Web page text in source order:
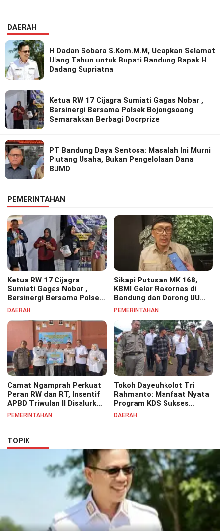
DAERAH
H Dadan Sobara S.Kom.M.M, Ucapkan Selamat
Ulang Tahun untuk Bupati Bandung Bapak H
Dadang Supriatna
Ketua RW 17 Cijagra Sumiati Gagas Nobar ,
Bersinergi Bersama Polsek Bojongsoang
Semarakkan Berbagi Doorprize
PT Bandung Daya Sentosa: Masalah Ini Murni
Piutang Usaha, Bukan Pengelolaan Dana
BUMD
PEMERINTAHAN
Ketua RW 17 Cijagra
Sumiati Gagas Nobar ,
Bersinergi Bersama Polsek
Bojongsoang Semarakkan
DAERAH
Sikapi Putusan MK 168,
KBMI Gelar Rakornas di
Bandung dan Dorong UU
Perlindungan Pekerja
PEMERINTAHAN
Camat Ngamprah Perkuat
Peran RW dan RT, Insentif
APBD Triwulan II Disalurkan
untuk Tingkatkan
PEMERINTAHAN
Tokoh Dayeuhkolot Tri
Rahmanto: Manfaat Nyata
Program KDS Sukses
Dirasakan Seluruh Lapisan
DAERAH
TOPIK